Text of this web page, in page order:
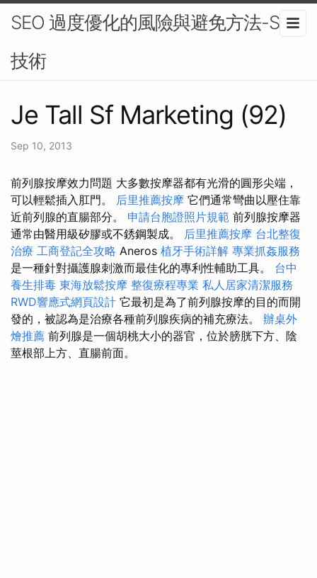
SEO 過度優化的風險與避免方法-SEO
技術
Je Tall Sf Marketing (92)
Sep 10, 2013
前列腺按摩效力問題 大多數按摩器都有光滑的圓形尖端，
可以輕鬆插入肛門。 后里推薦按摩 它們通常彎曲以壓住靠
近前列腺的直腸部分。 申請台胞證照片規範 前列腺按摩器
通常由醫用級矽膠或不銹鋼製成。 后里推薦按摩 台北整復
治療 工商登記全攻略 Aneros 植牙手術詳解 專業抓姦服務
是一種針對攝護腺刺激而最佳化的專利性輔助工具。 台中
養生排毒 東海放鬆按摩 整復療程專業 私人居家清潔服務
RWD響應式網頁設計 它最初是為了前列腺按摩的目的而開
發的，被認為是治療各種前列腺疾病的補充療法。 辦桌外
燴推薦 前列腺是一個胡桃大小的器官，位於膀胱下方、陰
莖根部上方、直腸前面。